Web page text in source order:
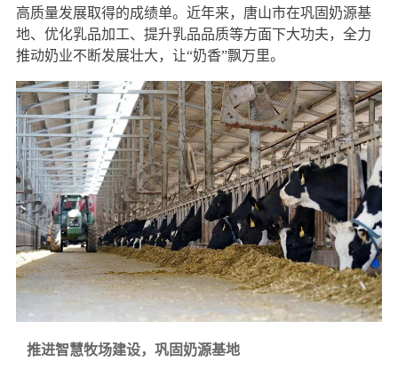
高质量发展取得的成绩单。近年来，唐山市在巩固奶源基
地、优化乳品加工、提升乳品品质等方面下大功夫，全力
推动奶业不断发展壮大，让“奶香”飘万里。
推进智慧牧场建设，巩固奶源基地